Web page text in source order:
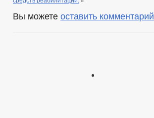
Вы можете оставить комментарий